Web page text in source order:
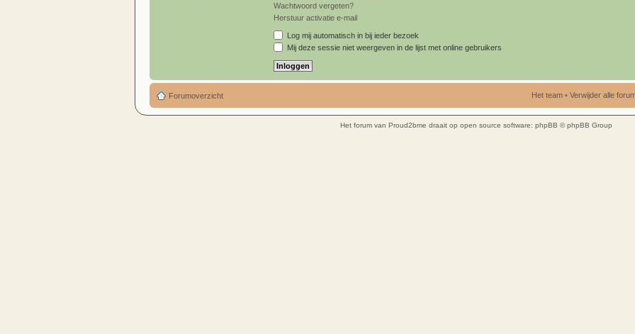
Wachtwoord vergeten?
Herstuur activatie e-mail
Log mij automatisch in bij ieder bezoek
Mij deze sessie niet weergeven in de lijst met online gebruikers
Forumoverzicht Het team• Verwijder alle
Het forum van Proud2bme draait op open source software: phpBB © phpBB Group